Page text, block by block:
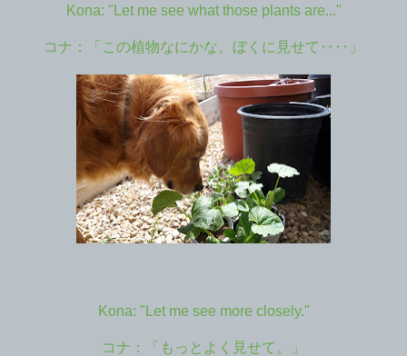
Kona: "Let me see what those plants are..."
コナ：「この植物なにかな。ぼくに見せて‥‥」
Kona: "Let me see more closely."
コナ：「もっとよく見せて。」